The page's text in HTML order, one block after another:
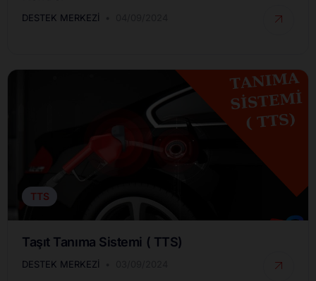
DESTEK MERKEZI
TTS
Taşıt Tanıma Sistemi ( TTS)
DESTEK MERKEZI